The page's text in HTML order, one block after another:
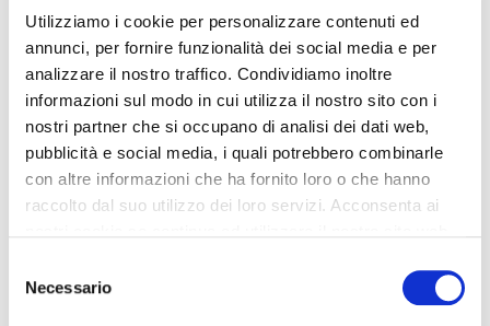
Utilizziamo i cookie per personalizzare contenuti ed
annunci, per fornire funzionalità dei social media e per
analizzare il nostro traffico. Condividiamo inoltre
informazioni sul modo in cui utilizza il nostro sito con i
nostri partner che si occupano di analisi dei dati web,
pubblicità e social media, i quali potrebbero combinarle
con altre informazioni che ha fornito loro o che hanno
raccolto dal suo utilizzo dei loro servizi. Acconsenta ai
delNecessario
Come avere recensioni positive per la tua